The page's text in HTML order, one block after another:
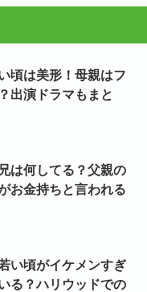
頃は美形！母親はフ
出演ドラマもまと
は何してる？父親の
お金持ちと言われる
い頃がイケメンすぎ
る？ハリウッドでの